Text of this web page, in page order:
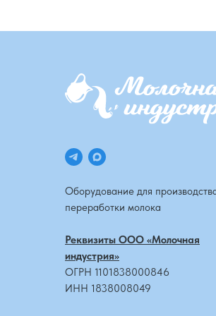
Оборудование для
переработки молока
Реквизиты ООО «Молочная
индустрия»
ОГРН 1101838000846
ИНН 1838008049